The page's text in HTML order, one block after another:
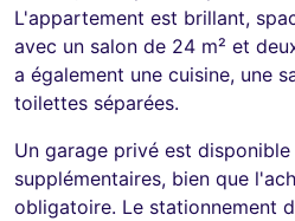
L'appartement est brillant,
avec un salon de 24 m² et
a également une cuisine, une
toilettes séparées.
Un garage privé est
supplémentaires, bien que
obligatoire. Le stationnement